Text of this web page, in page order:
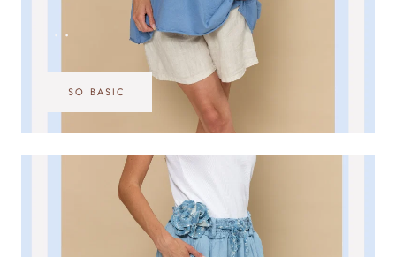
•••
SO BASIC